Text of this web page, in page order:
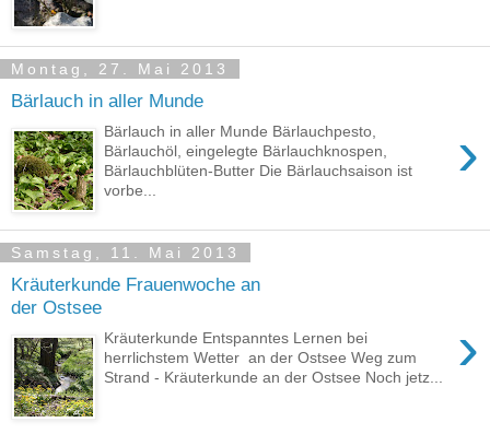
Montag, 27. Mai 2013
Bärlauch in aller Munde
›
Bärlauch in aller Munde Bärlauchpesto,
Bärlauchöl, eingelegte Bärlauchknospen,
Bärlauchblüten-Butter Die Bärlauchsaison ist
vorbe...
Samstag, 11. Mai 2013
Kräuterkunde Frauenwoche an
der Ostsee
›
Kräuterkunde Entspanntes Lernen bei
herrlichstem Wetter an der Ostsee Weg zum
Strand - Kräuterkunde an der Ostsee Noch jetz...